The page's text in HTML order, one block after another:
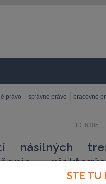
právo správne právo pracovné
ID: 6305
násilných
nezaručuje
STE TU